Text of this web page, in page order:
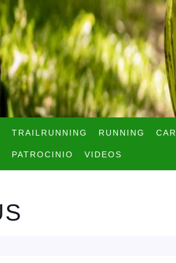
TRAILRUNNING RUNNING
PATROCINIO VIDEOS